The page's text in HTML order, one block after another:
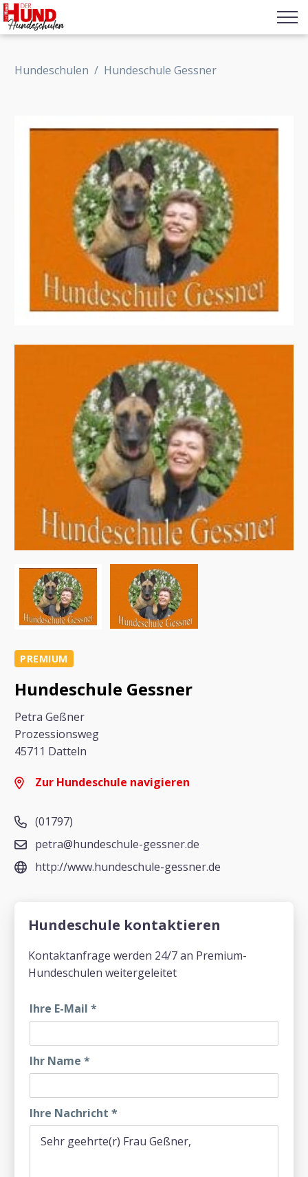
Hundeschulen / Hundeschule Gessner
PREMIUM
Hundeschule Gessner
Petra Geßner
Prozessionsweg
45711 Datteln
Zur Hundeschule navigieren
(01797)
petra@hundeschule-gessner.de
http://www.hundeschule-gessner.de
Hundeschule kontaktieren
Kontaktanfrage werden 24/7 an Premium-
Hundeschulen weitergeleitet
Ihre E-Mail *
Ihr Name *
Ihre Nachricht *